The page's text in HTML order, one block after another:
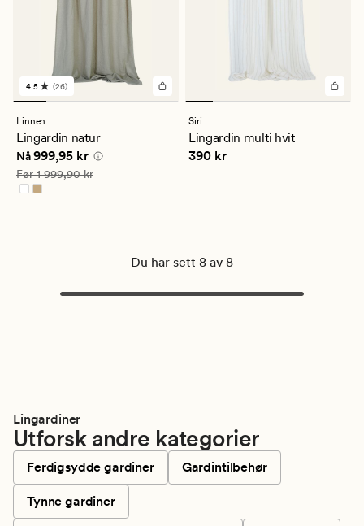
26
anmeldelser
med
en
gjennomsnittlig
vurdering
på
4.5
4.5 (26)
Linnen
Lingardin natur
Nåværende pris
Nå999,95 kr
Vanlig pris 1 999,90 kr
Før1 999,90 kr
Siri
Lingardin multi hvit
Pris 390 kr
390 kr
Du har sett 8 av 8
Lingardiner
Utforsk andre kategorier
Ferdigsydde gardiner Gardintilbehør
Tynne gardiner